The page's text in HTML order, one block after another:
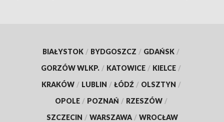
BIAŁYSTOK / BYDGOSZCZ / GDAŃSK /
GORZÓW WLKP. / KATOWICE / KIELCE /
KRAKÓW / LUBLIN / ŁÓDŹ / OLSZTYN /
OPOLE / POZNAŃ / RZESZÓW /
SZCZECIN / WARSZAWA / WROCŁAW